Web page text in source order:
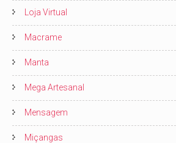
Loja Virtual
Macrame
Manta
Mega Artesanal
Mensagem
Miçangas